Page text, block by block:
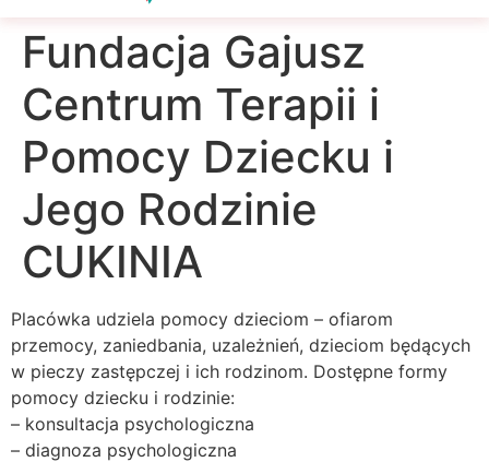
Wspieraj nas!
Fundacja Gajusz
Centrum Terapii i
Pomocy Dziecku i
Jego Rodzinie
CUKINIA
Placówka udziela pomocy dzieciom – ofiarom
przemocy, zaniedbania, uzależnień, dzieciom będących
w pieczy zastępczej i ich rodzinom. Dostępne formy
pomocy dziecku i rodzinie:
– konsultacja psychologiczna
– diagnoza psychologiczna